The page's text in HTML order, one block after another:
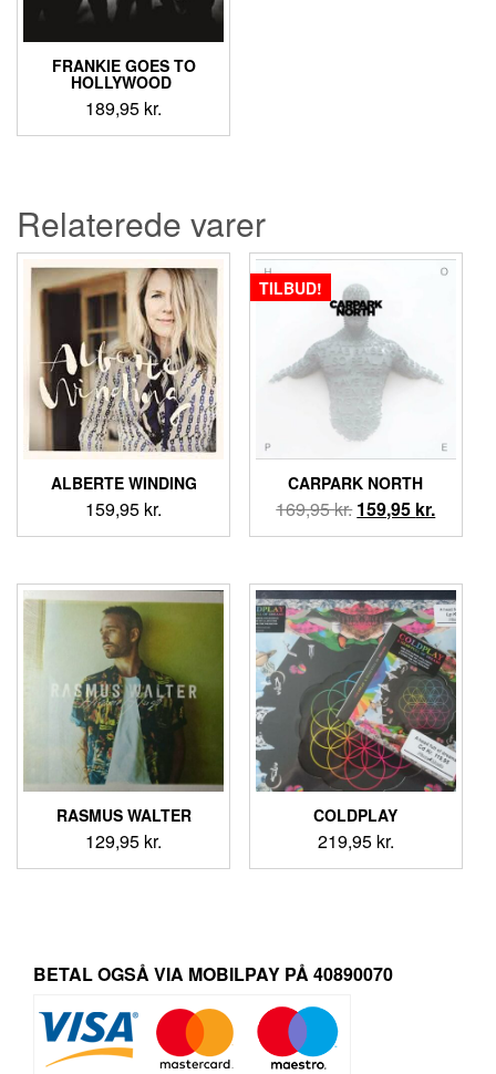
FRANKIE GOES TO
HOLLYWOOD ‎
189,95 kr.
Relaterede varer
ALBERTE WINDING
159,95 kr.
TILBUD!
CARPARK NORTH
169,95kr. Den
oprindelige
var:
169,95 kr..
159,95 kr.Den
aktuelle
er:
159,95
RASMUS WALTER
129,95 kr.
COLDPLAY
219,95 kr.
BETAL OGSÅ VIA MOBILPAY PÅ 40890070